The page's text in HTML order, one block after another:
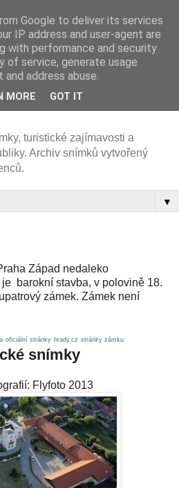
fotografie
turistické zajímavosti a
Archiv snímků vytvořený
▼
Západ nedaleko
barokní stavba, v polovině 18.
zámek. Zámek není
oficiální stránky hrady.cz stránky zámku
snímky
Flyfoto 2013
Google to deliver its services
IP address and user-agent are
with performance and security
of service, generate usage
address abuse.
MORE GOT IT